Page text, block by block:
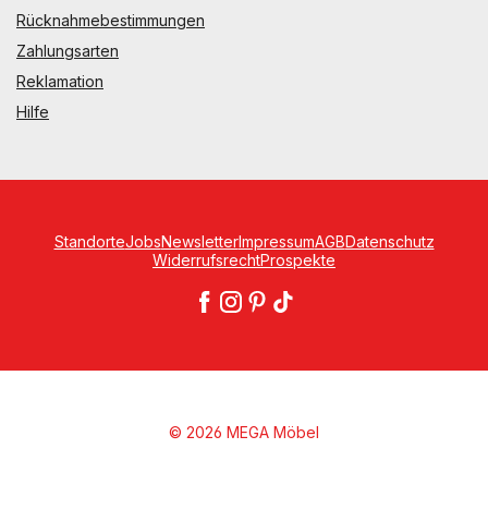
Rücknahmebestimmungen
Zahlungsarten
Reklamation
Hilfe
StandorteJobsNewsletterImpressumAGBDatenschutz
WiderrufsrechtProspekte
© 2026 MEGA Möbel